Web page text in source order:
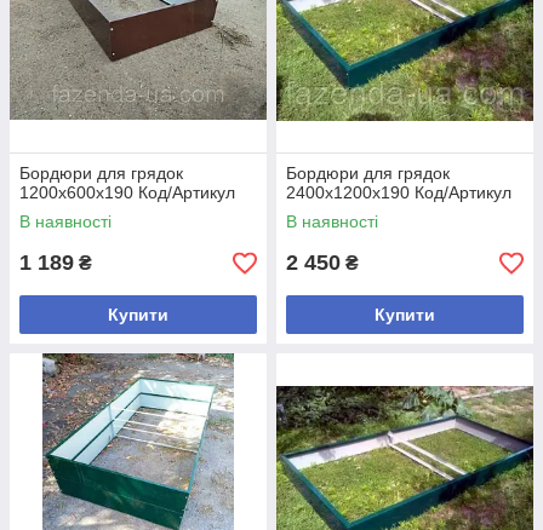
Бордюри для грядок
1200х600х190 Код/Артикул
В наявності
1 189 ₴
Купити
Бордюри для грядок
2400х1200х190 Код/Артикул
В наявності
2 450 ₴
Купити